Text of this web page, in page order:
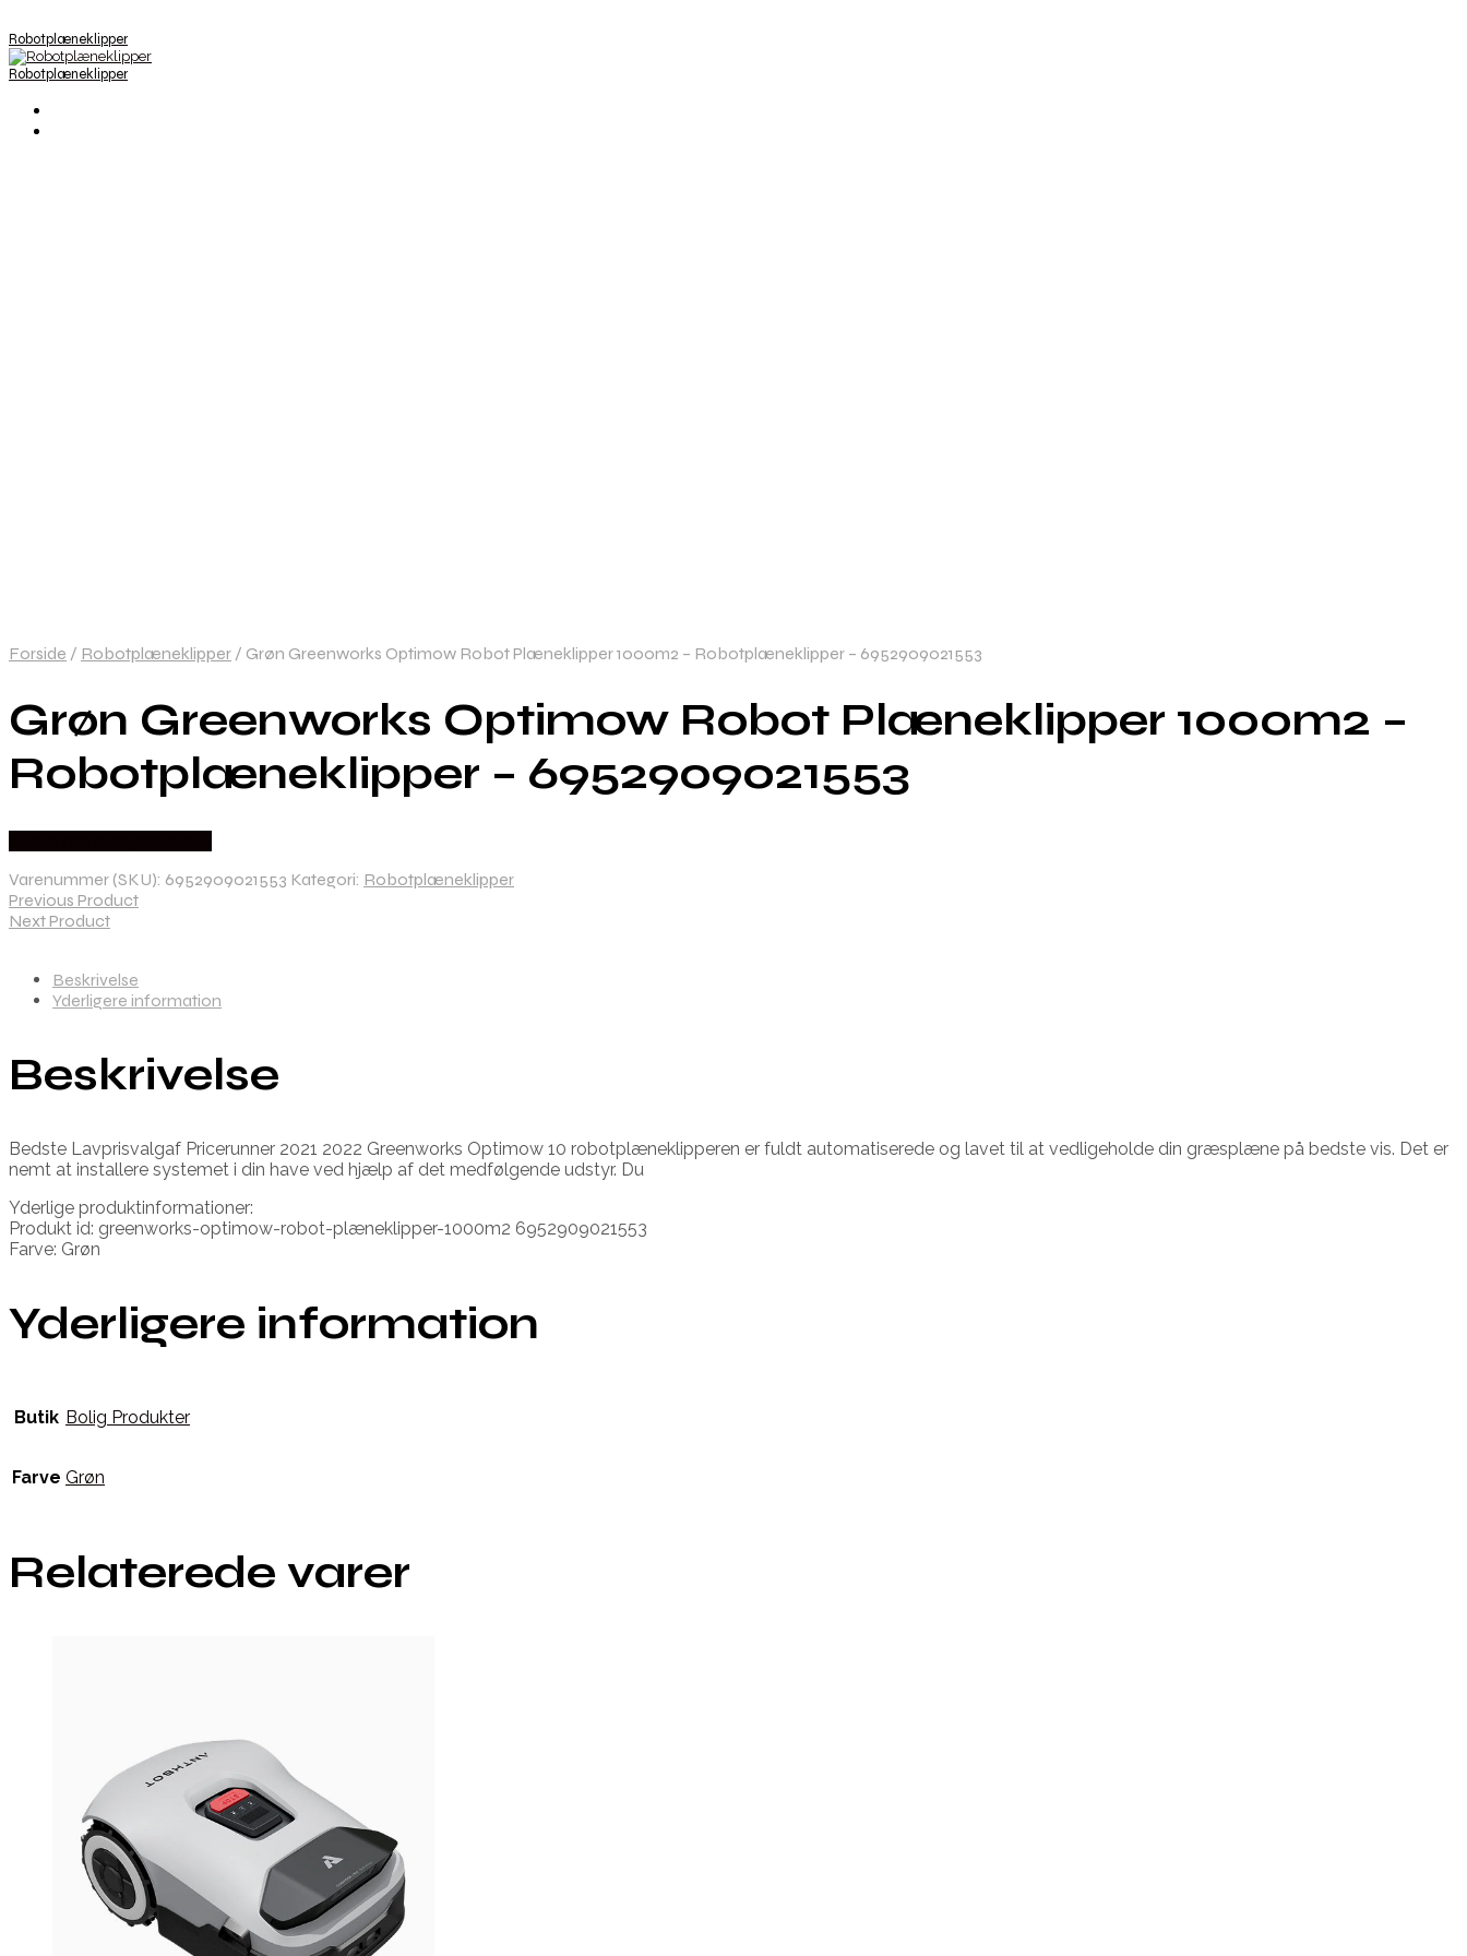
Robotplæneklipper
Robotplæneklipper
Forside / Robotplæneklipper / Grøn Greenworks Optimow Robot Plæneklipper 1000m2 – Robotplæneklipper – 6952909021553
Grøn Greenworks Optimow Robot Plæneklipper 1000m2 –
Robotplæneklipper – 6952909021553
Varenummer (SKU): 6952909021553 Kategori: Robotplæneklipper
Previous Product
Next Product
Beskrivelse
Yderligere information
Beskrivelse
Bedste Lavprisvalgaf Pricerunner 2021 2022 Greenworks Optimow 10 robotplæneklipperen er fuldt automatiserede og lavet til at vedligeholde din græsplæne på bedste vis. Det er
nemt at installere systemet i din have ved hjælp af det medfølgende udstyr. Du
Yderlige produktinformationer:
Produkt id: greenworks-optimow-robot-plæneklipper-1000m2 6952909021553
Farve: Grøn
Yderligere information
Butik Bolig Produkter
Farve Grøn
Relaterede varer